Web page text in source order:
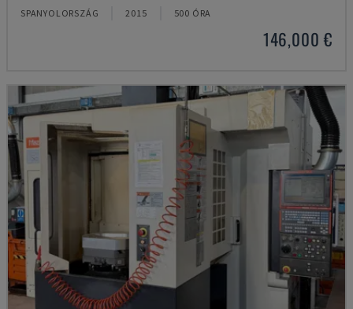
SPANYOLORSZÁG 2015 500 ÓRA
146,000 €